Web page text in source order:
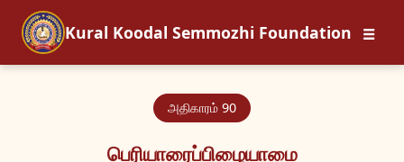
Kural Koodal Semmozhi Foundation ☰
அதிகாரம் 90
பெரியாரைப்பிழையாமை